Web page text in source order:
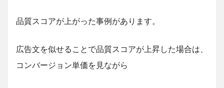
品質スコアが上がった事例があります。
広告文を似せることで品質スコアが上昇した場合は、
コンバージョン単価を見ながら